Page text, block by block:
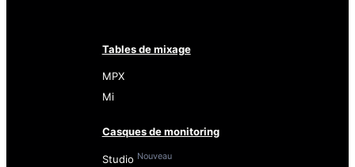
Tables de mixage
MPX
Mi
Casques de monitoring
Studio Nouveau